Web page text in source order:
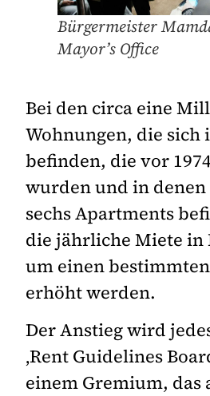
Bürgermeister
Mayor’s Office
Bei den circa eine
Wohnungen, die sich
befinden, die vor
wurden und in denen
sechs Apartments
die jährliche Miete in
um einen
erhöht werden.
Der Anstieg wird
‚Rent Guidelines
einem Gremium, das